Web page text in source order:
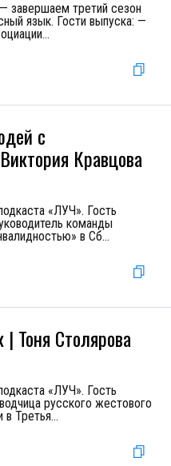
завершаем третий сезон
язык. Гости выпуска: —
...
с
Кравцова
«ЛУЧ». Гость
команды
в Сб...
Тоня Столярова
«ЛУЧ». Гость
русского жестового
в Третья...